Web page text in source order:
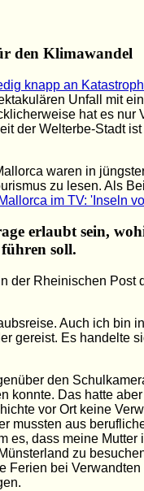
den Klimawandel
knapp an
Unfall mit
hat es nur
der Welterbe-Stadt
waren in
zu lesen. Als
im TV: 'Inseln
erlaubt sein,
soll.
der Rheinischen Post
Auch ich bin
gereist. Es handelte
den
konnte. Das hatte
vor Ort keine
mussten aus
es, dass meine
zu
Ferien bei